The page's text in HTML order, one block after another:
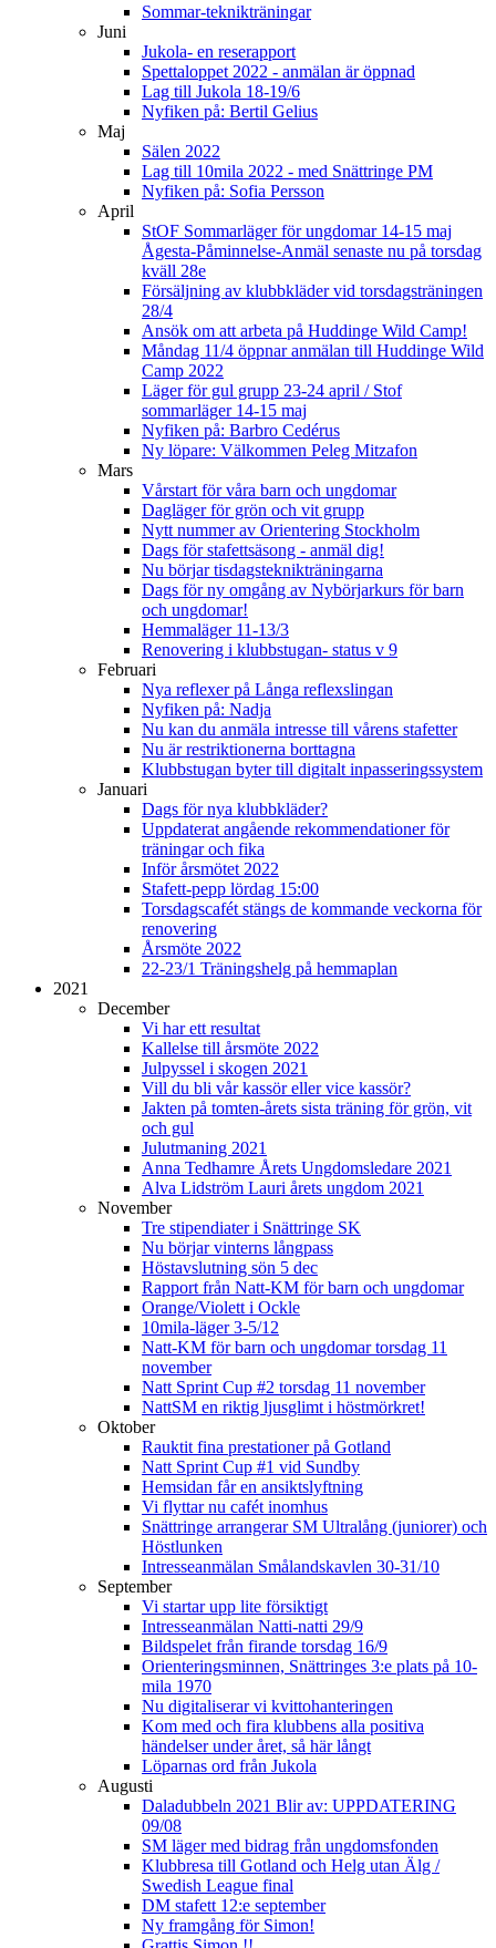
Sommar-teknikträningar
Juni
Jukola- en reserapport
Spettaloppet 2022 - anmälan är öppnad
Lag till Jukola 18-19/6
Nyfiken på: Bertil Gelius
Maj
Sälen 2022
Lag till 10mila 2022 - med Snättringe PM
Nyfiken på: Sofia Persson
April
StOF Sommarläger för ungdomar 14-15 maj
Ågesta-Påminnelse-Anmäl senaste nu på torsdag
kväll 28e
Försäljning av klubbkläder vid torsdagsträningen
28/4
Ansök om att arbeta på Huddinge Wild Camp!
Måndag 11/4 öppnar anmälan till Huddinge Wild
Camp 2022
Läger för gul grupp 23-24 april / Stof
sommarläger 14-15 maj
Nyfiken på: Barbro Cedérus
Ny löpare: Välkommen Peleg Mitzafon
Mars
Vårstart för våra barn och ungdomar
Dagläger för grön och vit grupp
Nytt nummer av Orientering Stockholm
Dags för stafettsäsong - anmäl dig!
Nu börjar tisdagsteknikträningarna
Dags för ny omgång av Nybörjarkurs för barn
och ungdomar!
Hemmaläger 11-13/3
Renovering i klubbstugan- status v 9
Februari
Nya reflexer på Långa reflexslingan
Nyfiken på: Nadja
Nu kan du anmäla intresse till vårens stafetter
Nu är restriktionerna borttagna
Klubbstugan byter till digitalt inpasseringssystem
Januari
Dags för nya klubbkläder?
Uppdaterat angående rekommendationer för
träningar och fika
Inför årsmötet 2022
Stafett-pepp lördag 15:00
Torsdagscafét stängs de kommande veckorna för
renovering
Årsmöte 2022
22-23/1 Träningshelg på hemmaplan
2021
December
Vi har ett resultat
Kallelse till årsmöte 2022
Julpyssel i skogen 2021
Vill du bli vår kassör eller vice kassör?
Jakten på tomten-årets sista träning för grön, vit
och gul
Julutmaning 2021
Anna Tedhamre Årets Ungdomsledare 2021
Alva Lidström Lauri årets ungdom 2021
November
Tre stipendiater i Snättringe SK
Nu börjar vinterns långpass
Höstavslutning sön 5 dec
Rapport från Natt-KM för barn och ungdomar
Orange/Violett i Ockle
10mila-läger 3-5/12
Natt-KM för barn och ungdomar torsdag 11
november
Natt Sprint Cup #2 torsdag 11 november
NattSM en riktig ljusglimt i höstmörkret!
Oktober
Rauktit fina prestationer på Gotland
Natt Sprint Cup #1 vid Sundby
Hemsidan får en ansiktslyftning
Vi flyttar nu cafét inomhus
Snättringe arrangerar SM Ultralång (juniorer) och
Höstlunken
Intresseanmälan Smålandskavlen 30-31/10
September
Vi startar upp lite försiktigt
Intresseanmälan Natti-natti 29/9
Bildspelet från firande torsdag 16/9
Orienteringsminnen, Snättringes 3:e plats på 10-
mila 1970
Nu digitaliserar vi kvittohanteringen
Kom med och fira klubbens alla positiva
händelser under året, så här långt
Löparnas ord från Jukola
Augusti
Daladubbeln 2021 Blir av: UPPDATERING
09/08
SM läger med bidrag från ungdomsfonden
Klubbresa till Gotland och Helg utan Älg /
Swedish League final
DM stafett 12:e september
Ny framgång för Simon!